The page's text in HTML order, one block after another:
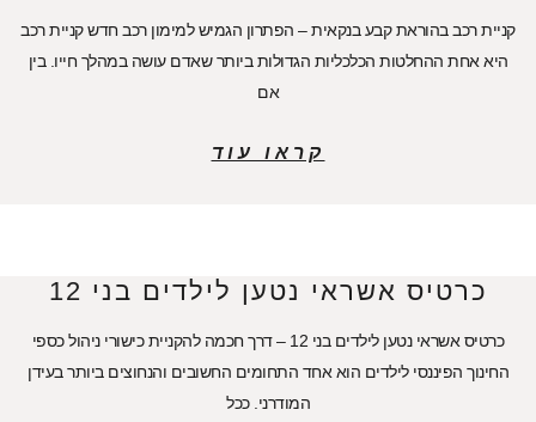
קניית רכב בהוראת קבע בנקאית – הפתרון הגמיש למימון רכב חדש קניית רכב
היא אחת ההחלטות הכלכליות הגדולות ביותר שאדם עושה במהלך חייו. בין
אם
קראו עוד
כרטיס אשראי נטען לילדים בני 12
כרטיס אשראי נטען לילדים בני 12 – דרך חכמה להקניית כישורי ניהול כספי
החינוך הפיננסי לילדים הוא אחד התחומים החשובים והנחוצים ביותר בעידן
המודרני. ככל